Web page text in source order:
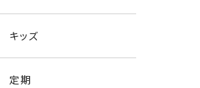
キッズ
定期